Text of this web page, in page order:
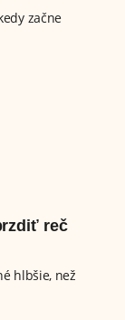
začne
reč
hlbšie, než